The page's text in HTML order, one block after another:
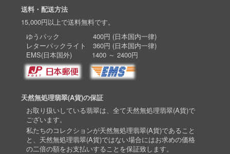
送料・配送方法
15,000円以上で送料無料です。
ゆうパック 400円 (日本国内一律)
レターパックライト 360円 (日本国内一律)
EMS(日本国外) 1400 ～ 2400円
天然無処理翡翠(A貨)の保証
お取り扱いしている翡翠は、全て天然無処理翡翠(A貨)で
ございます。
私たちのコレクションが天然無処理翡翠(A貨)であること
と、天然無処理翡翠(A貨)ではない場合にはお求めの価格
の二倍の額をお支払いすることを保証致します。